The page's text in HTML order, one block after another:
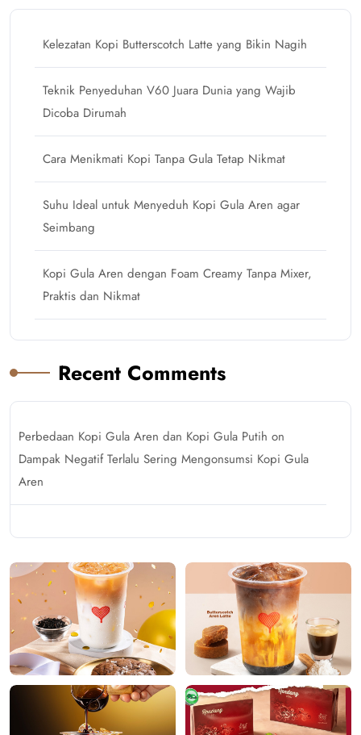
Kelezatan Kopi Butterscotch Latte yang Bikin Nagih
Teknik Penyeduhan V60 Juara Dunia yang Wajib
Dicoba Dirumah
Cara Menikmati Kopi Tanpa Gula Tetap Nikmat
Suhu Ideal untuk Menyeduh Kopi Gula Aren agar
Seimbang
Kopi Gula Aren dengan Foam Creamy Tanpa Mixer,
Praktis dan Nikmat
Recent Comments
Perbedaan Kopi Gula Aren dan Kopi Gula Putih on
Dampak Negatif Terlalu Sering Mengonsumsi Kopi Gula
Aren